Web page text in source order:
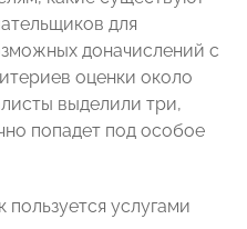
для
доначислений с
оценки около
выделили три,
попадет под особое
услугами